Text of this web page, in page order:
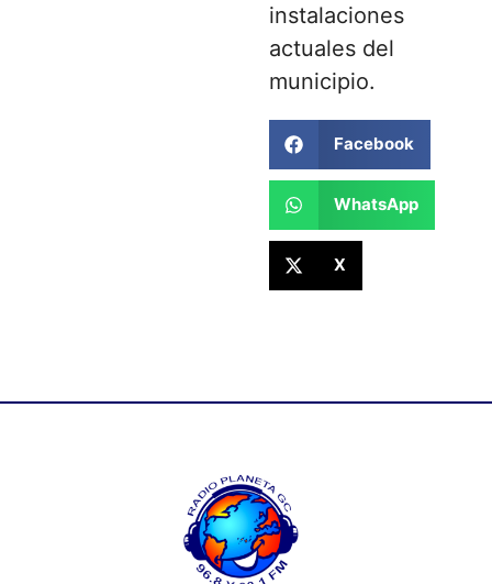
instalaciones
actuales del
municipio.
Facebook
WhatsApp
X